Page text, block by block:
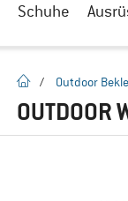
Schuhe
Startseite
/ Outdoor
OUTDOOR